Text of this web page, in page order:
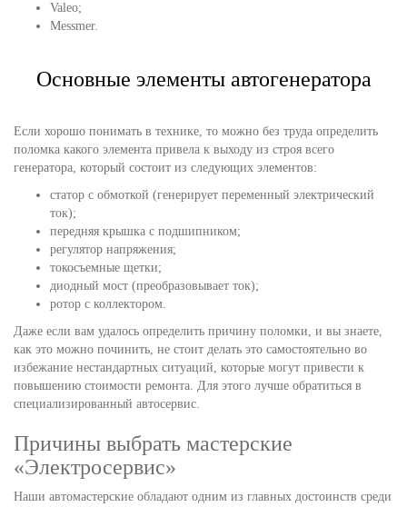
Valeo;
Messmer.
Основные элементы автогенератора
Если хорошо понимать в технике, то можно без труда определить
поломка какого элемента привела к выходу из строя всего
генератора, который состоит из следующих элементов:
статор с обмоткой (генерирует переменный электрический
ток);
передняя крышка с подшипником;
регулятор напряжения;
токосъемные щетки;
диодный мост (преобразовывает ток);
ротор с коллектором.
Даже если вам удалось определить причину поломки, и вы знаете,
как это можно починить, не стоит делать это самостоятельно во
избежание нестандартных ситуаций, которые могут привести к
повышению стоимости ремонта. Для этого лучше обратиться в
специализированный автосервис.
Причины выбрать мастерские
«Электросервис»
Наши автомастерские обладают одним из главных достоинств среди